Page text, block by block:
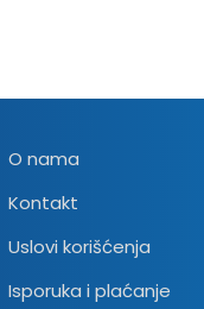
O nama
Kontakt
Uslovi korišćenja
Isporuka i plaćanje